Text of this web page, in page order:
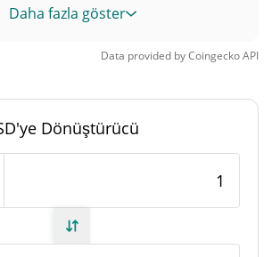
Değeri
897.950.331,541 BUFO
Daha fazla göster
Data provided byCoingeckoAPI
Dönüştürücü